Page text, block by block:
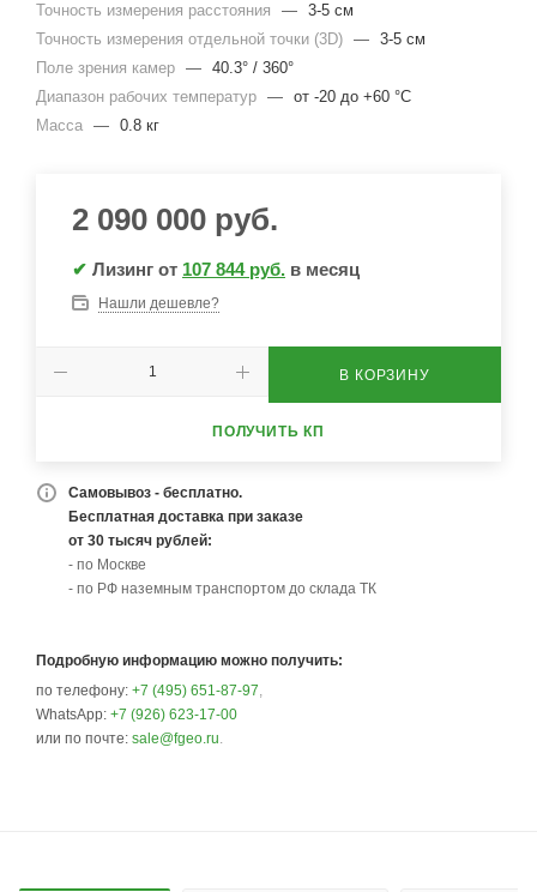
Точность измерения расстояния
— 3-5 см
Точность измерения отдельной точки (3D) — 3-5 см
Поле зрения камер — 40.3° / 360°
Диапазон рабочих температур — от -20 до +60 °C
Масса — 0.8 кг
2 090 000 руб.
✔ Лизинг от 107 844 руб. в месяц
Нашли дешевле?
В КОРЗИНУ
ПОЛУЧИТЬ КП
Самовывоз - бесплатно.
Бесплатная доставка при заказе
от 30 тысяч рублей:
- по Москве
- по РФ наземным транспортом до склада ТК
Подробную информацию можно получить:
по телефону: +7 (495) 651-87-97,
WhatsApp: +7 (926) 623-17-00
или по почте: sale@fgeo.ru.